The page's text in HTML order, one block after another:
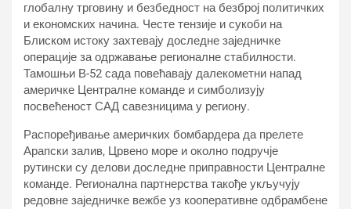
глобалну трговину и безбедност на безброј политичких
и економских начина. Честе тензије и сукоби на
Блиском истоку захтевају доследне заједничке
операције за одржавање регионалне стабилности.
Тамошњи В-52 сада повећавају далекометни напад
америчке Централне команде и симболизују
посвећеност САД савезницима у региону.
Распоређивање америчких бомбардера да прелете
Арапски залив, Црвено море и околно подручје
рутински су делови доследне приправности Централне
команде. Регионална партнерства такође укључују
редовне заједничке вежбе уз кооперативне одбрамбене